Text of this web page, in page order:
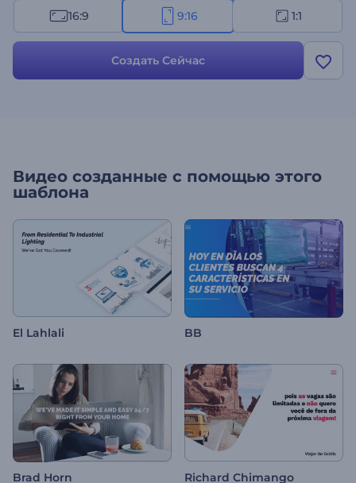
мотивационных видео и многого другого. Воспользуйтесь
шаблоном “Трендовая типографика” и донесите свой месседж
16:9 9:16 1:1
Создать Сейчас
Видео созданные с помощью этого
шаблона
El Lahlali BB
Brad Horn Richard Chimango